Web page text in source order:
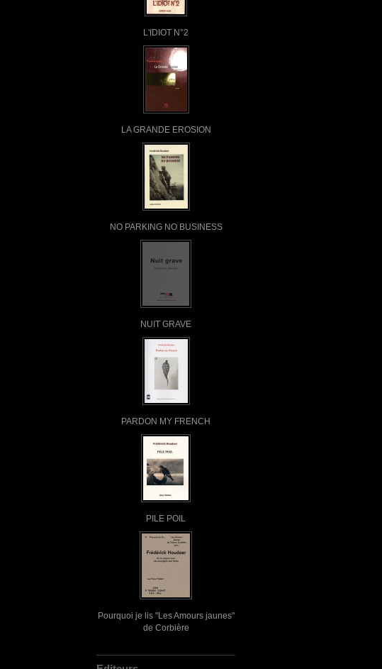
L'IDIOT N°2
LA GRANDE EROSION
NO PARKING NO BUSINESS
NUIT GRAVE
PARDON MY FRENCH
PILE POIL
Pourquoi je lis "Les Amours jaunes"
de Corbière